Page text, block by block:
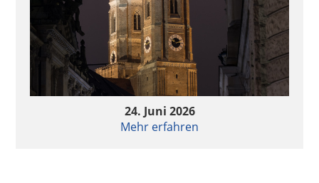
24. Juni 2026
Mehr erfahren